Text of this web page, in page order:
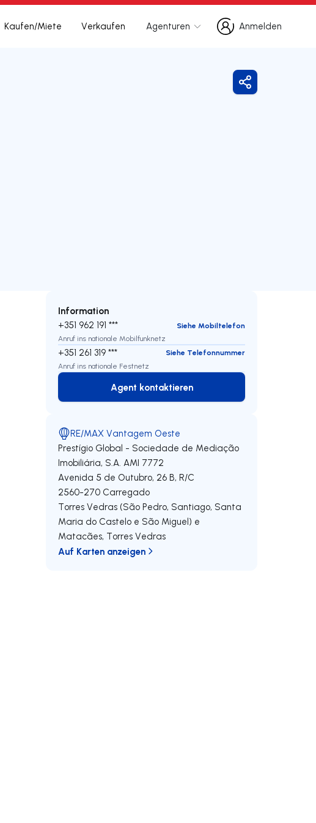
Kaufen/Miete Verkaufen Agenturen
Anmelden
Anmelden
Freigeben
Information
+351 962 191 ***
Siehe Mobiltelefon
Anruf ins nationale Mobilfunknetz
+351 261 319 ***
Siehe Telefonnummer
Anruf ins nationale Festnetz
Agent kontaktieren
Agent kontaktieren
RE/MAX Vantagem Oeste
Prestígio Global - Sociedade de Mediação
Imobiliária, S.A. AMI 7772
Avenida 5 de Outubro, 26 B, R/C
2560-270 Carregado
Torres Vedras (São Pedro, Santiago, Santa
Maria do Castelo e São Miguel) e
Matacães, Torres Vedras
Auf Karten anzeigen